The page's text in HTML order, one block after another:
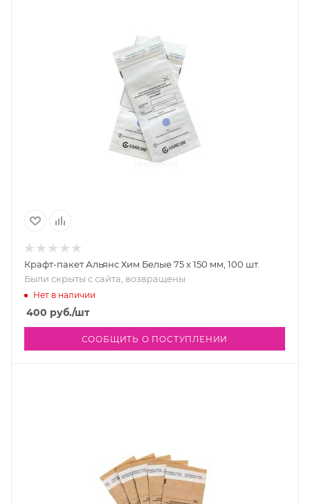
Крафт-пакет Альянс Хим Белые 75 х 150 мм, 100 шт.
Были скрыты с сайта, возвращены
Нет в наличии
400 руб./шт
СООБЩИТЬ О ПОСТУПЛЕНИИ